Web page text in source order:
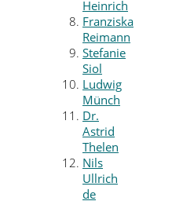
Heinrich
Franziska
Reimann
Stefanie
Siol
Ludwig
Münch
Dr.
Astrid
Thelen
Nils
Ullrich
de